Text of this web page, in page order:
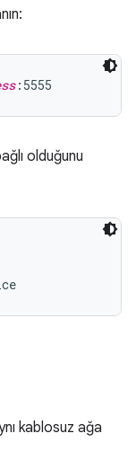
olduğunu
kablosuz ağa